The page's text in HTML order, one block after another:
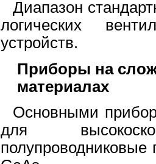
Диапазон
логических
устройств.
Приборы на
материалах
Основными
для